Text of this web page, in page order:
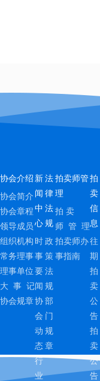
协会介绍
协会简介
协会章程
领导成员
组织机构
常务理事
理事单位
大 事 记
协会规章
新
闻
中
心
时
事
要
闻
协
会
动
态
行
业
法
律
法
规
政
策
法
规
部
门
规
章
拍卖师管
理
拍 卖
师 管 理
拍卖师办
事指南
拍
卖
信
息
往
期
拍
卖
公
告
拍
卖
公
告